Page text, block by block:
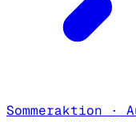
Sommeraktion ·